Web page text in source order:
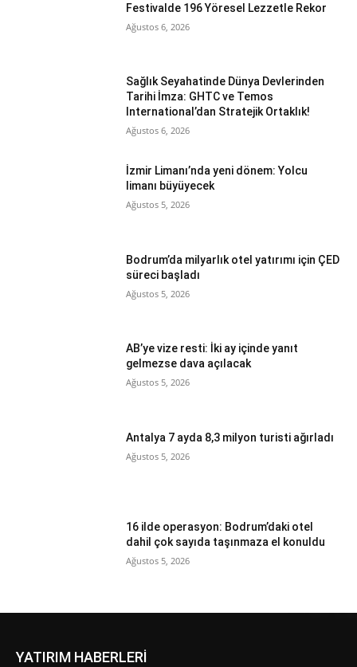
Festivalde 196 Yöresel Lezzetle Rekor
Ağustos 6, 2026
Sağlık Seyahatinde Dünya Devlerinden
Tarihi İmza: GHTC ve Temos
International’dan Stratejik Ortaklık!
Ağustos 6, 2026
İzmir Limanı’nda yeni dönem: Yolcu
limanı büyüyecek
Ağustos 5, 2026
Bodrum’da milyarlık otel yatırımı için ÇED
süreci başladı
Ağustos 5, 2026
AB’ye vize resti: İki ay içinde yanıt
gelmezse dava açılacak
Ağustos 5, 2026
Antalya 7 ayda 8,3 milyon turisti ağırladı
Ağustos 5, 2026
16 ilde operasyon: Bodrum’daki otel
dahil çok sayıda taşınmaza el konuldu
Ağustos 5, 2026
YATIRIM HABERLERİ